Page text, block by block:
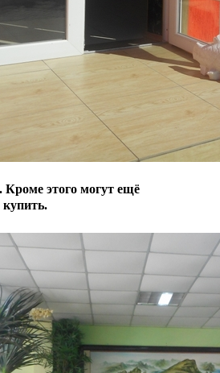
Кроме этого могут ещё
купить.